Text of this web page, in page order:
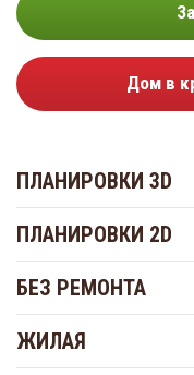
Дом в
ПЛАНИРОВКИ 3D
ПЛАНИРОВКИ 2D
БЕЗ РЕМОНТА
ЖИЛАЯ